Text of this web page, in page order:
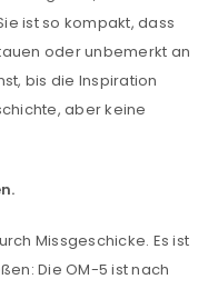
ist so kompakt, dass
oder unbemerkt an
bis die Inspiration
aber keine
Missgeschicke. Es ist
Die OM-5 ist nach